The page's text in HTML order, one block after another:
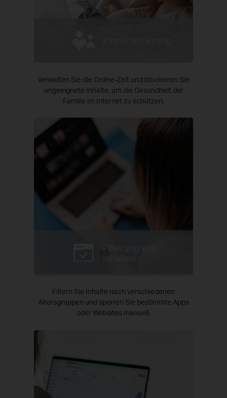
Verwalten Sie die Online-Zeit und blockieren Sie
ungeeignete Inhalte, um die Gesundheit der
Familie im Internet zu schützen.
Filtern Sie Inhalte nach verschiedenen
Altersgruppen und sperren Sie bestimmte Apps
oder Websites manuell.